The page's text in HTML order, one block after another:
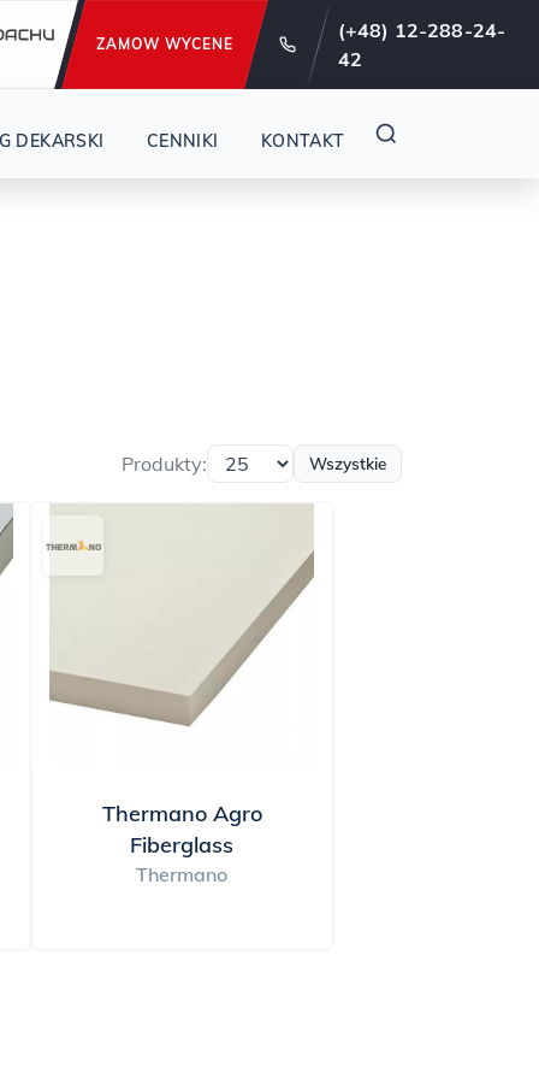
od 29 lat !ZAMOW WYCENE
(+48) 12-288-24-
42
DEKARSKI CENNIKI KONTAKT
Produkty: Wszystkie
Thermano Agro
Fiberglass
Thermano